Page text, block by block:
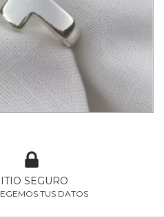
CONVENCIONAL
interés de$39.333,33
SEGURO
TUS DATOS